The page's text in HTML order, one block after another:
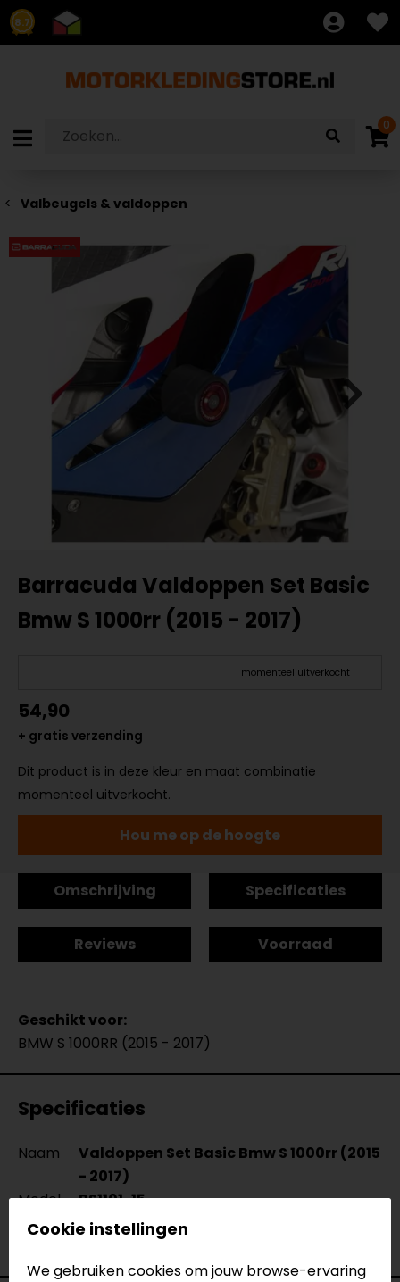
8.7
0
Valbeugels & valdoppen
Barracuda Valdoppen Set Basic
Bmw S 1000rr (2015 - 2017)
momenteel uitverkocht
54,90
+ gratis verzending
Dit product is in deze kleur en maat combinatie
momenteel uitverkocht.
Hou me op de hoogte
Omschrijving Specificaties
Reviews Voorraad
Geschikt voor:
BMW S 1000RR (2015 - 2017)
Specificaties
Naam
Valdoppen Set Basic Bmw S 1000rr (2015
- 2017)
Model
BS1101-15
Merk
Barracuda
Cookie instellingen
We gebruiken cookies om jouw browse-ervaring